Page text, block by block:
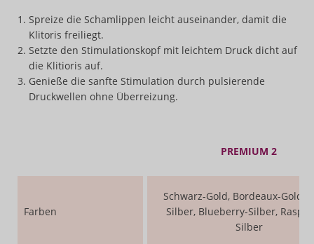
Spreize die Schamlippen leicht auseinander, damit die
Klitoris freiliegt.
Setzte den Stimulationskopf mit leichtem Druck dicht auf
die Klitioris auf.
Genieße die sanfte Stimulation durch pulsierende
Druckwellen ohne Überreizung.
PREMIUM 2
Farben
Schwarz-Gold, Bordeaux-Gold,
Silber, Blueberry-Silber,
Silber